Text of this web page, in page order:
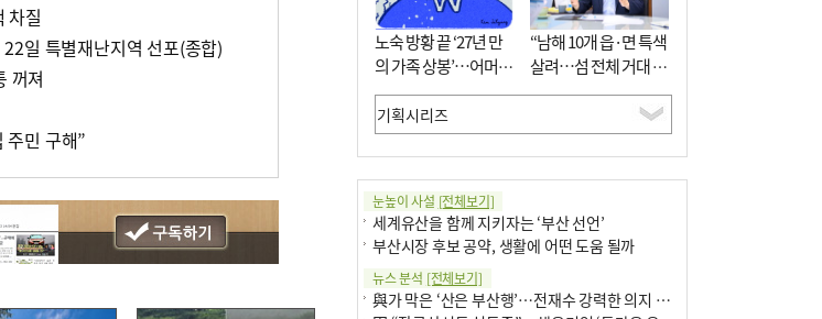
차질
일 특별재난지역 선포(종합)
꺼져
민 구해”
노숙 방황 끝 ‘27년 만
의 가족 상봉’…어머니
와 행복 꿈꿔
“남해 10개 읍·면 특색
살려…섬 전체 거대 정
원으로 조성”
눈높이 사설 [전체보기]
세계유산을 함께 지키자는 ‘부산 선언’
부산시장 후보 공약, 생활에 어떤 도움 될까
뉴스 분석 [전체보기]
與가 막은 ‘산은 부산행’…전재수 강력한 의지 표명 없인 공염불